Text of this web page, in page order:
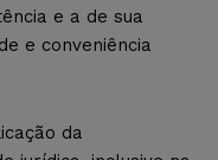
e a de sua
e conveniência
da